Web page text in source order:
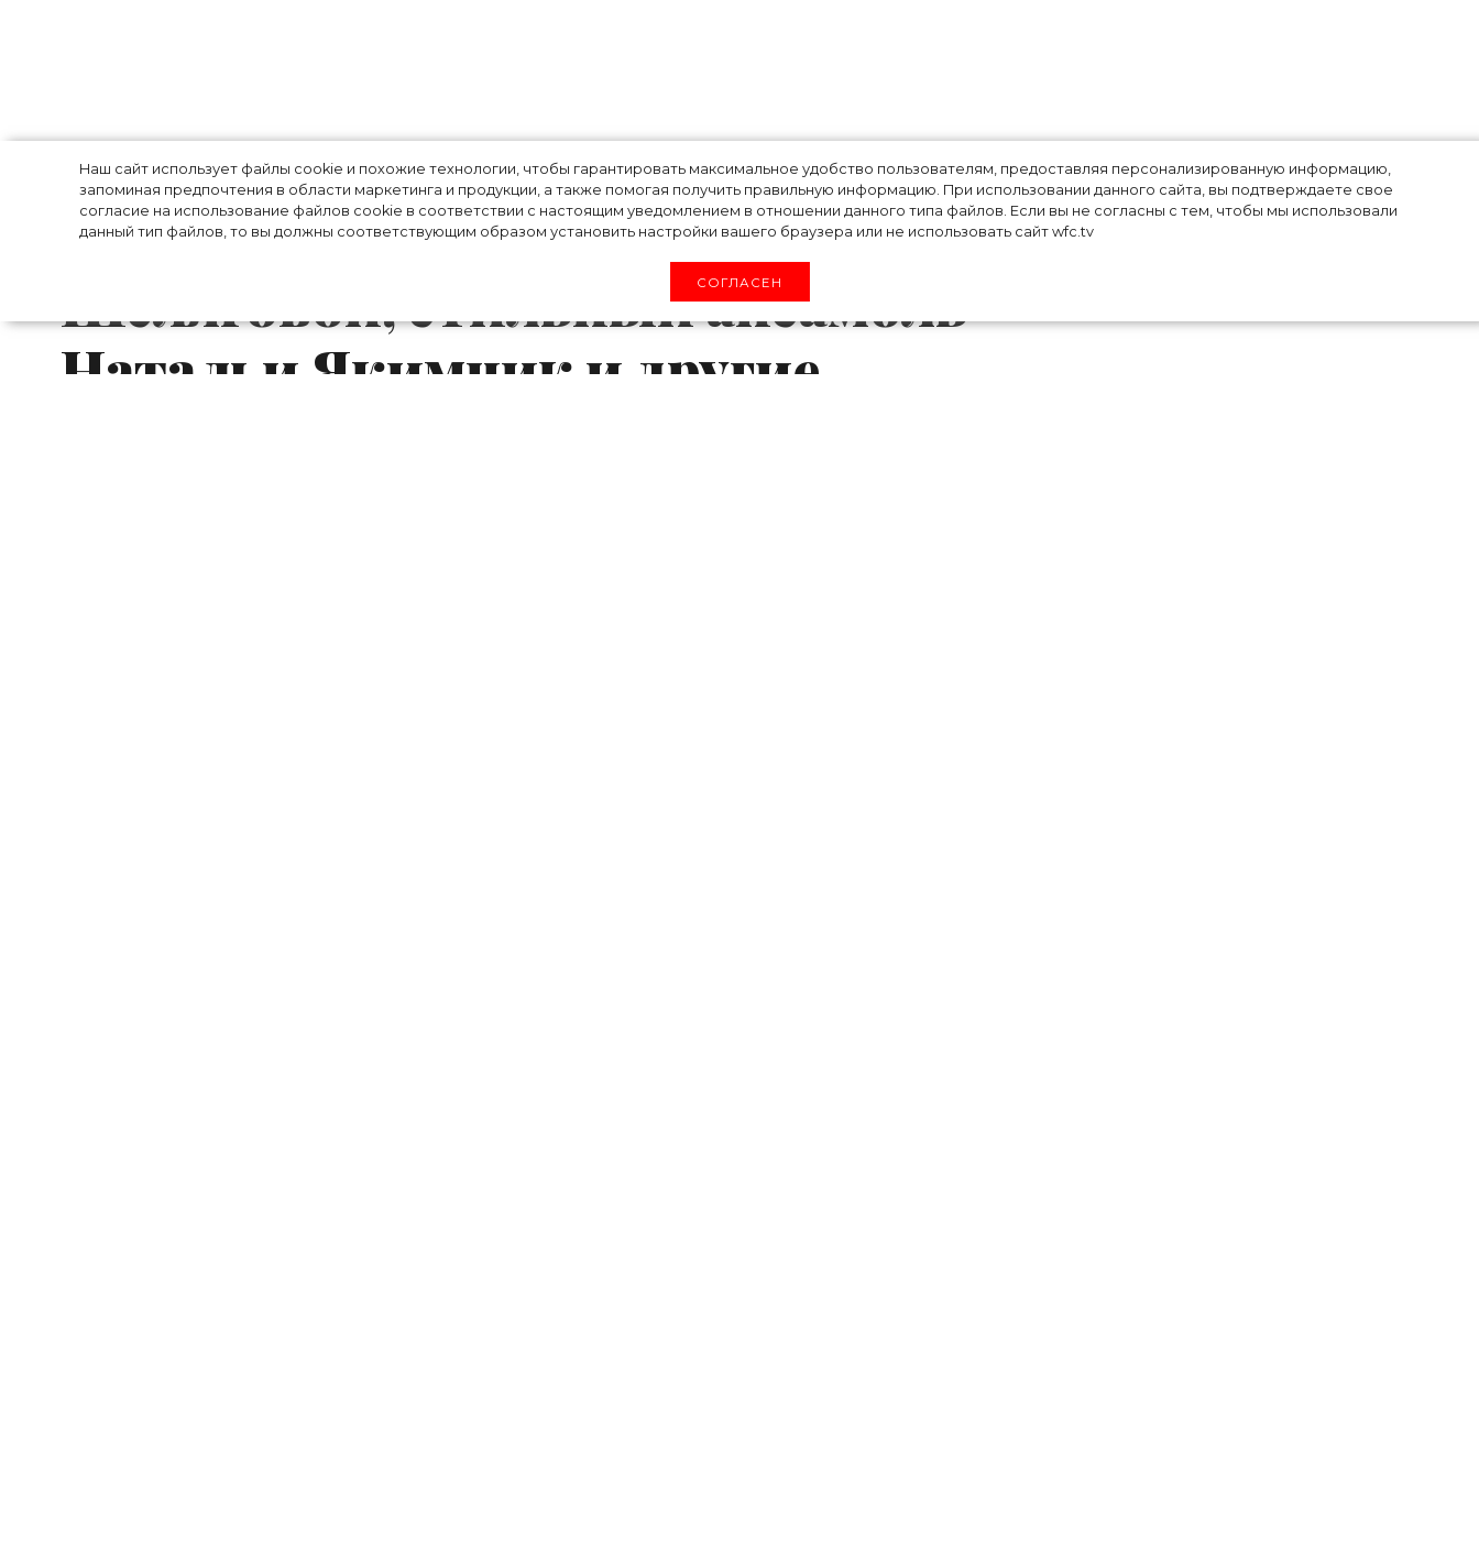
Наш сайт использует файлы cookie и похожие технологии, чтобы гарантировать максимальное удобство пользователям, предоставляя персонализированную информацию,
запоминая предпочтения в области маркетинга и продукции, а также помогая получить правильную информацию. При использовании данного сайта, вы подтверждаете свое
согласие на использование файлов cookie в соответствии с настоящим уведомлением в отношении данного типа файлов. Если вы не согласны с тем, чтобы мы использовали
данный тип файлов, то вы должны соответствующим образом установить настройки вашего браузера или не использовать сайт wfc.tv
СОГЛАСЕН
Лучшие *******ы недели:
элегантное платье Виктории
Шеляговой, стильный ансамбль
Натальи Якимчик и другие